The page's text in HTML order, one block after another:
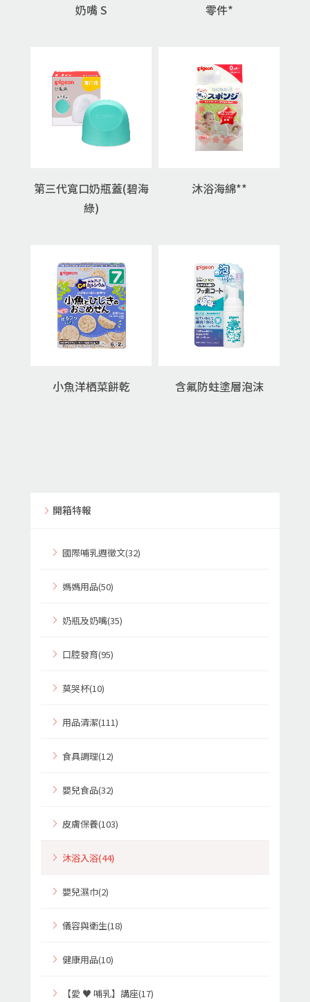
奶嘴 S
零件*
第三代寬口奶瓶蓋(碧海
綠)
沐浴海綿**
小魚洋栖菜餅乾 含氟防蛀塗層泡沫
開箱特報
國際哺乳週徵文(32)
媽媽用品(50)
奶瓶及奶嘴(35)
口腔發育(95)
莫哭杯(10)
用品清潔(111)
食具調理(12)
嬰兒食品(32)
皮膚保養(103)
沐浴入浴(44)
嬰兒濕巾(2)
儀容與衛生(18)
健康用品(10)
【愛 ♥ 哺乳】講座(17)